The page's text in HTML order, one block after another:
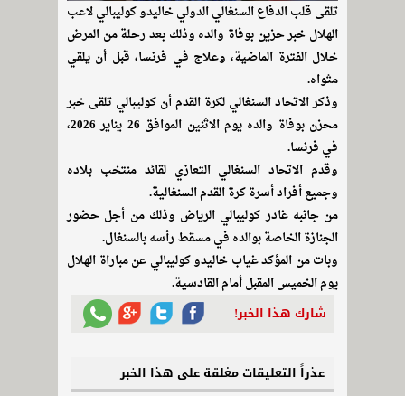
تلقى قلب الدفاع السنغالي الدولي خاليدو كوليبالي لاعب
الهلال خبر حزين بوفاة والده وذلك بعد رحلة من المرض
خلال الفترة الماضية، وعلاج في فرنسا، قبل أن يلقي
مثواه.
وذكر الاتحاد السنغالي لكرة القدم أن كوليبالي تلقى خبر
محزن بوفاة والده يوم الاثنين الموافق 26 يناير 2026،
في فرنسا.
وقدم الاتحاد السنغالي التعازي لقائد منتخب بلاده
وجميع أفراد أسرة كرة القدم السنغالية.
من جانبه غادر كوليبالي الرياض وذلك من أجل حضور
الجنازة الخاصة بوالده في مسقط رأسه بالسنغال.
وبات من المؤكد غياب خاليدو كوليبالي عن مباراة الهلال
يوم الخميس المقبل أمام القادسية.
شارك هذا الخبر!
عذراً التعليقات مغلقة على هذا الخبر